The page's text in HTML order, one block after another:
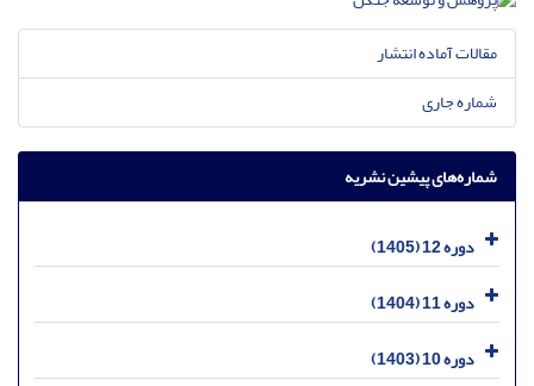
مقالات آماده انتشار
شماره جاری
شماره‌های پیشین نشریه
دوره 12 (1405)
دوره 11 (1404)
دوره 10 (1403)